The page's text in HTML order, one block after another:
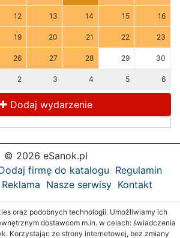
12 13 14 15 16
19 20 21 22 23
26 27 28 29 30
2 3 4 5 6
Dodaj wydarzenie
© 2026 eSanok.pl
firmę do katalogu Regulamin
Reklama Nasze serwisy Kontakt
oraz podobnych technologii. Umożliwiamy ich
dostawcom m.in. w celach: świadczenia
Korzystając ze strony internetowej, bez zmiany